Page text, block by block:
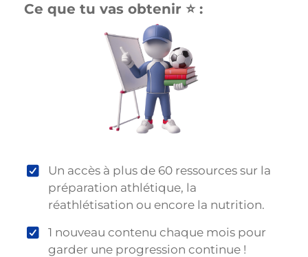
Ce que tu vas obtenir ⭐️ :
Un accès à plus de 60 ressources sur la
préparation athlétique, la
réathlétisation ou encore la nutrition.
1 nouveau contenu chaque mois pour
garder une progression continue !